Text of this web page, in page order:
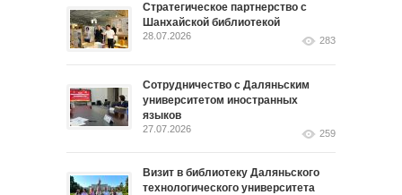
Стратегическое партнерство с
Шанхайской библиотекой
28.07.2026 283
Сотрудничество с Даляньским
университетом иностранных
языков
27.07.2026 259
Визит в библиотеку Даляньского
технологического университета